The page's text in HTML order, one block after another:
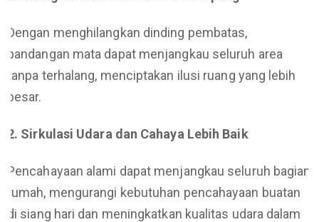
Dengan menghilangkan dinding pembatas,
pandangan mata dapat menjangkau seluruh area
tanpa terhalang, menciptakan ilusi ruang yang lebih
besar.
2. Sirkulasi Udara dan Cahaya Lebih Baik
Pencahayaan alami dapat menjangkau seluruh bagian
rumah, mengurangi kebutuhan pencahayaan buatan
di siang hari dan meningkatkan kualitas udara dalam